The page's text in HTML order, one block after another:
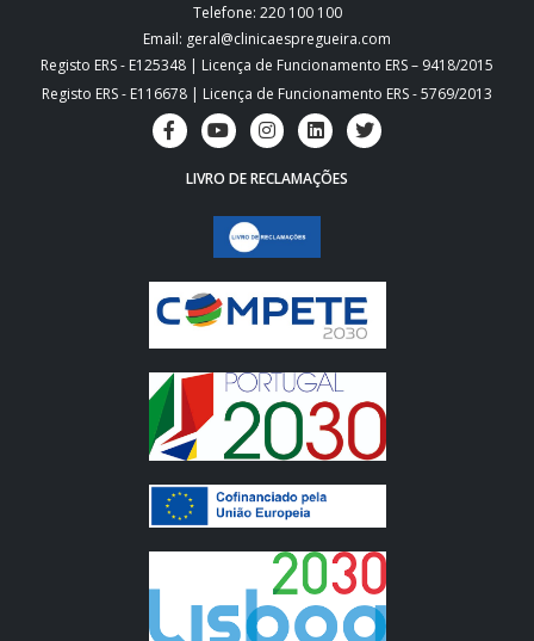
Telefone: 220 100 100
Email: geral@clinicaespregueira.com
Registo ERS - E125348 | Licença de Funcionamento ERS – 9418/2015
Registo ERS - E116678 | Licença de Funcionamento ERS - 5769/2013
LIVRO DE RECLAMAÇÕES